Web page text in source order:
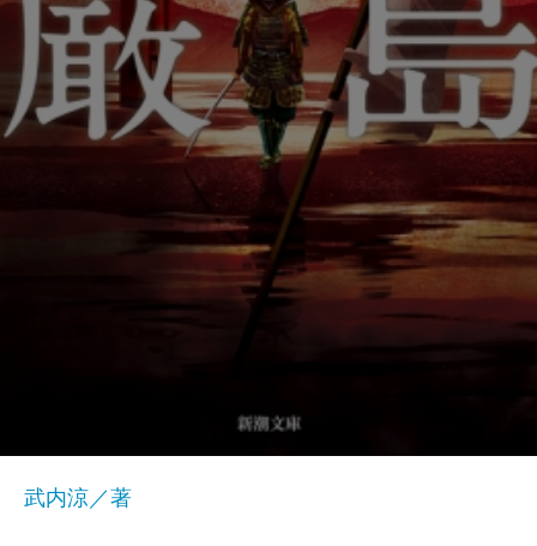
武内涼／著